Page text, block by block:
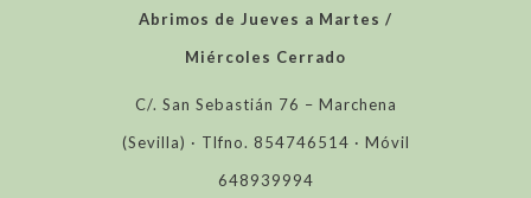
Abrimos de Jueves a Martes /
Miércoles Cerrado
C/. San Sebastián 76 – Marchena
(Sevilla) · Tlfno. 854746514 · Móvil
648939994